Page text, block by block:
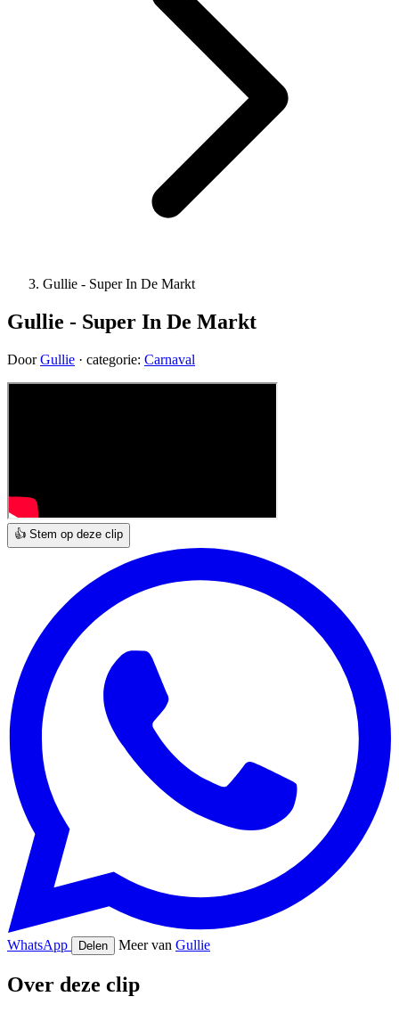
Gullie - Super In De Markt
Gullie - Super In De Markt
DoorGullie · categorie: Carnaval
👍 Stem op deze clip
WhatsApp Delen Meer van Gullie
Over deze clip